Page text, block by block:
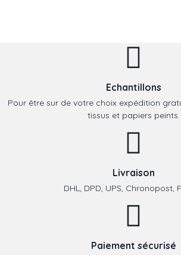
Echantillons
Pour être sur de votre choix expédition
tissus et papiers peints.
Livraison
DHL, DPD, UPS, Chronopost,
Paiement sécurisé